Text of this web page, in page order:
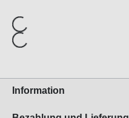
Information